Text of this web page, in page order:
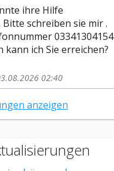
ihre Hilfe
schreiben sie mir .
03341304154
kann ich Sie erreichen?
02:40
anzeigen